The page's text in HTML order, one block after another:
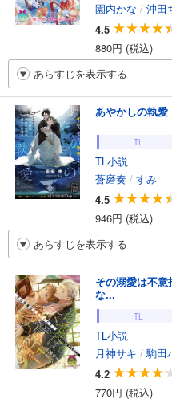
園内かな / 沖田
4.5
880円 (税込)
あらすじを表示する
あやかしの執
TL
TL小説
蒼磨奏 / すみ
4.5
946円 (税込)
あらすじを表示する
その溺愛は不
な...
TL
TL小説
月神サキ /駒田
4.2
770円 (税込)